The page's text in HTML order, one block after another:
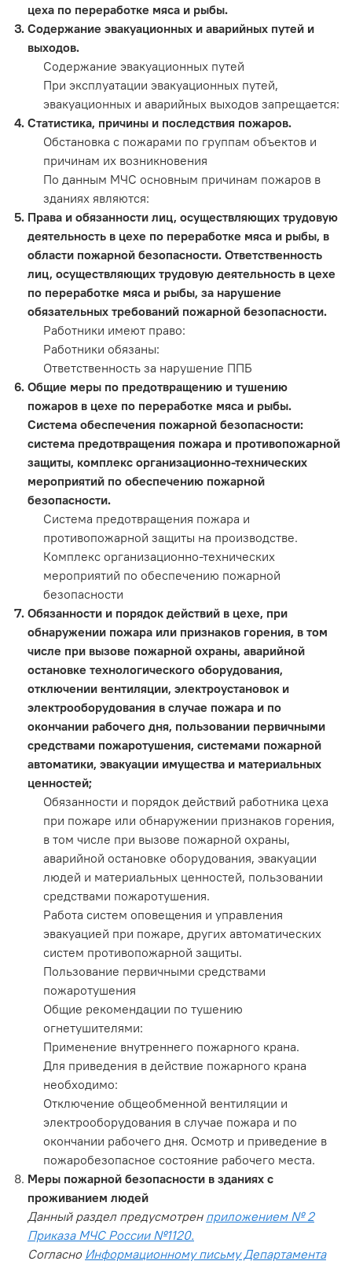
цеха по переработке мяса и рыбы.
Содержание эвакуационных и аварийных путей и
выходов.
Содержание эвакуационных путей
При эксплуатации эвакуационных путей,
эвакуационных и аварийных выходов запрещается:
Статистика, причины и последствия пожаров.
Обстановка с пожарами по группам объектов и
причинам их возникновения
По данным МЧС основным причинам пожаров в
зданиях являются:
Права и обязанности лиц, осуществляющих трудовую
деятельность в цехе по переработке мяса и рыбы, в
области пожарной безопасности. Ответственность
лиц, осуществляющих трудовую деятельность в цехе
по переработке мяса и рыбы, за нарушение
обязательных требований пожарной безопасности.
Работники имеют право:
Работники обязаны:
Ответственность за нарушение ППБ
Общие меры по предотвращению и тушению
пожаров в цехе по переработке мяса и рыбы.
Система обеспечения пожарной безопасности:
система предотвращения пожара и противопожарной
защиты, комплекс организационно-технических
мероприятий по обеспечению пожарной
безопасности.
Система предотвращения пожара и
противопожарной защиты на производстве.
Комплекс организационно-технических
мероприятий по обеспечению пожарной
безопасности
Обязанности и порядок действий в цехе, при
обнаружении пожара или признаков горения, в том
числе при вызове пожарной охраны, аварийной
остановке технологического оборудования,
отключении вентиляции, электроустановок и
электрооборудования в случае пожара и по
окончании рабочего дня, пользовании первичными
средствами пожаротушения, системами пожарной
автоматики, эвакуации имущества и материальных
ценностей;
Обязанности и порядок действий работника цеха
при пожаре или обнаружении признаков горения,
в том числе при вызове пожарной охраны,
аварийной остановке оборудования, эвакуации
людей и материальных ценностей, пользовании
средствами пожаротушения.
Работа систем оповещения и управления
эвакуацией при пожаре, других автоматических
систем противопожарной защиты.
Пользование первичными средствами
пожаротушения
Общие рекомендации по тушению
огнетушителями:
Применение внутреннего пожарного крана.
Для приведения в действие пожарного крана
необходимо:
Отключение общеобменной вентиляции и
электрооборудования в случае пожара и по
окончании рабочего дня. Осмотр и приведение в
пожаробезопасное состояние рабочего места.
Меры пожарной безопасности в зданиях с
проживанием людей
Данный раздел предусмотрен приложением № 2
Приказа МЧС России №1120.
Согласно Информационному письму Департамента